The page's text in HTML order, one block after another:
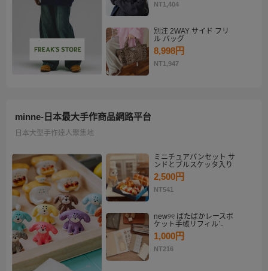
NT1,404
別注 2WAY サイド フリ
ル バッグ
8,998円
NT1,947
minne-日本最大手作商品網路平台
日本大型手作達人聚集地
ミニチュアパンセット サ
ンドとブルスケッタ入り
2,500円
NT541
new୨୧ ぱたぱかレースポ
ケット手帳リフィルˊ˗
1,000円
NT216